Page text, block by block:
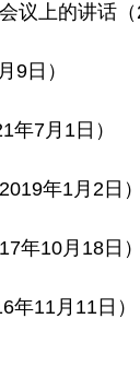
议上的讲话（
9日）
7月1日）
年1月2日）
年10月18日）
11月11日）